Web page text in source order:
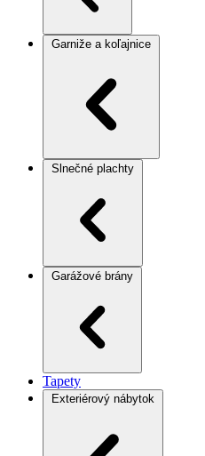
Garniže a koľajnice
Slnečné plachty
Garážové brány
Tapety
Exteriérový nábytok